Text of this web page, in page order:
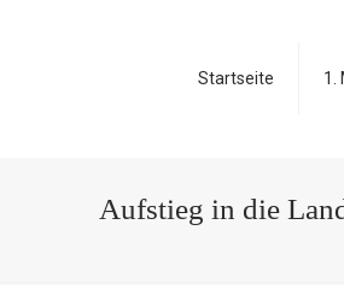
Startseite 1.
Aufstieg in die